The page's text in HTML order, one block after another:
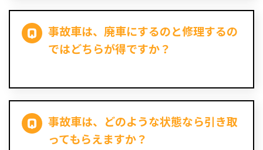
事故車は、廃車にするのと修理するの
ではどちらが得ですか？
事故車は、どのような状態なら引き取
ってもらえますか？